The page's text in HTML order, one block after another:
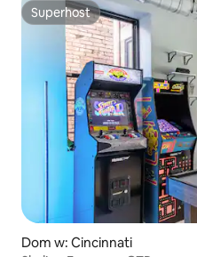
Superhost
Superhost
Dom w: Cincinnati